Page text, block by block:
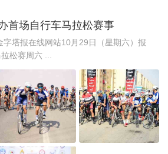
首场自行车马拉松赛事
字塔报在线网站10月29日（星期六）报
松赛周六 ...